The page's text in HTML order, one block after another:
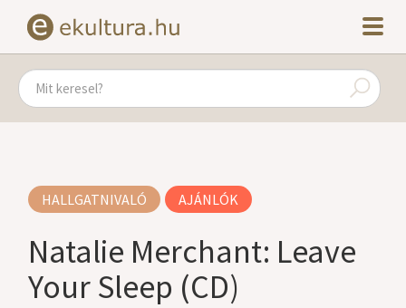
HALLGATNIVALÓ AJÁNLÓK
Natalie Merchant: Leave
Your Sleep (CD)